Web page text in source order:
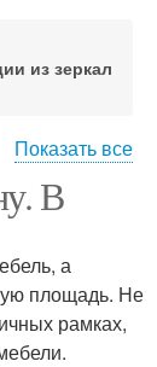
из зеркал
зеркала
интерьере
Показать все
В
а
площадь. Не
рамках,